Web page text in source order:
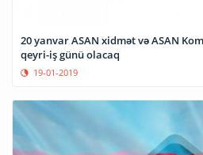
20 yanvar ASAN xidmət və ASAN
qeyri-iş günü olacaq
19-01-2019